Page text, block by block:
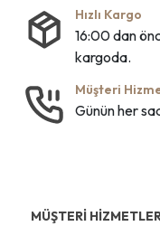
Hızlı Kargo
16:00 dan
kargoda.
Müşteri
Günün her
MÜŞTERİ